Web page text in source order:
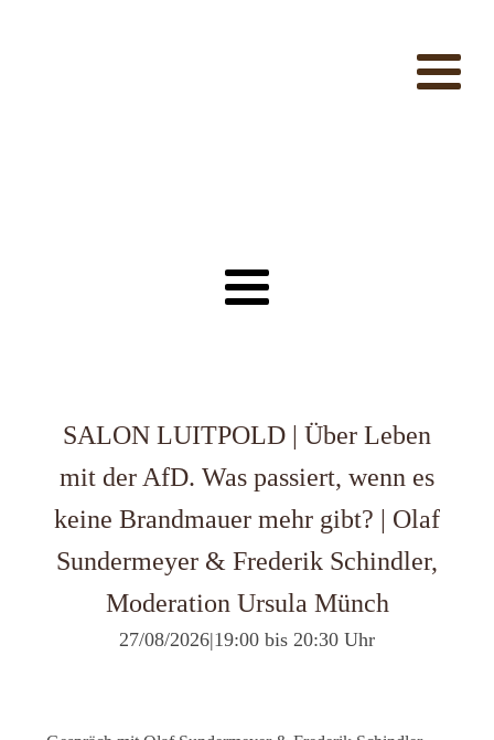
SALON LUITPOLD | Über Leben
mit der AfD. Was passiert, wenn es
keine Brandmauer mehr gibt? | Olaf
Sundermeyer & Frederik Schindler,
Moderation Ursula Münch
27/08/2026|19:00 bis 20:30 Uhr